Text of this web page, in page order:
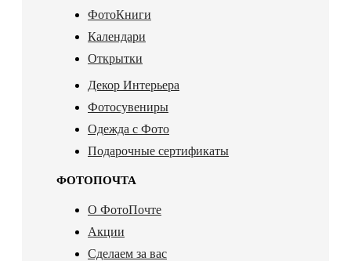
ФотоКниги
Календари
Открытки
Декор Интерьера
Фотосувениры
Одежда с Фото
Подарочные сертификаты
ФОТОПОЧТА
О ФотоПочте
Акции
Сделаем за вас